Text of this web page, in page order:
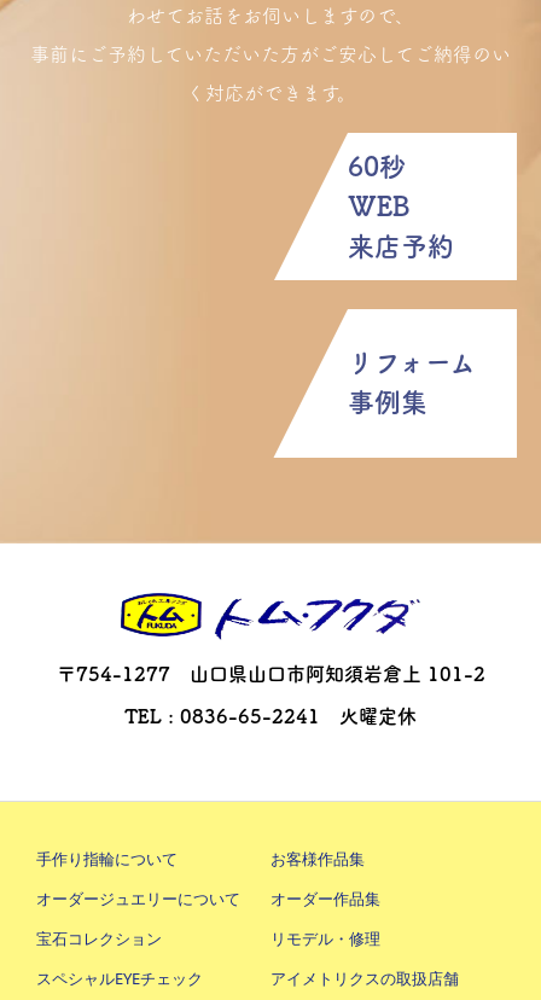
わせてお話をお伺いしますので、
事前にご予約していただいた方がご安心してご納得のい
く対応ができます。
60秒
WEB
来店予約
リフォーム
事例集
〒754-1277 山口県山口市阿知須岩倉上 101-2
TEL : 0836-65-2241 火曜定休
手作り指輪について
お客様作品集
オーダージュエリーについて
オーダー作品集
宝石コレクション
リモデル・修理
スペシャルEYEチェック
アイメトリクスの取扱店舗